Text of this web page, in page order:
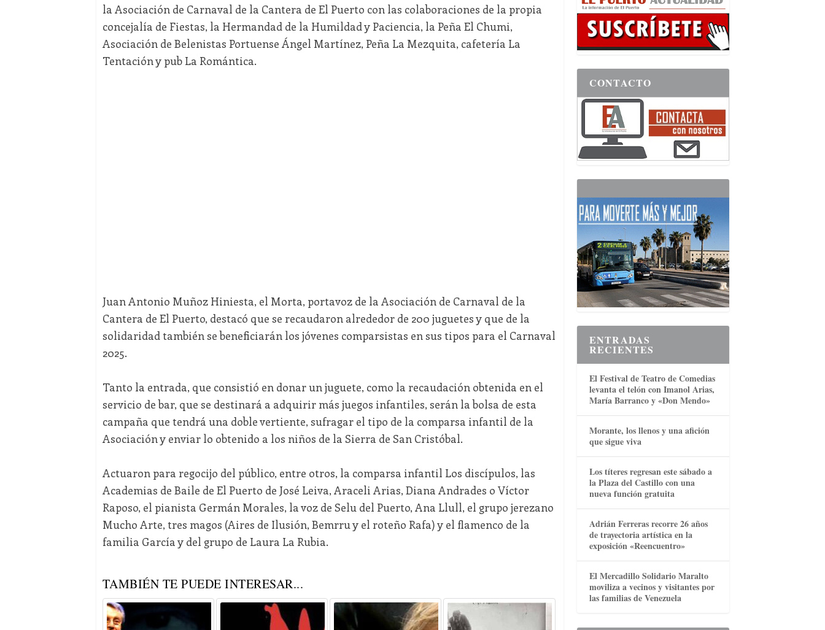
la Asociación de Carnaval de la Cantera de El Puerto con las colaboraciones de la propia
concejalía de Fiestas, la Hermandad de la Humildad y Paciencia, la Peña El Chumi,
Asociación de Belenistas Portuense Ángel Martínez, Peña La Mezquita, cafetería La
Tentación y pub La Romántica.
Juan Antonio Muñoz Hiniesta, el Morta, portavoz de la Asociación de Carnaval de la
Cantera de El Puerto, destacó que se recaudaron alrededor de 200 juguetes y que de la
solidaridad también se beneficiarán los jóvenes comparsistas en sus tipos para el Carnaval
2025.
Tanto la entrada, que consistió en donar un juguete, como la recaudación obtenida en el
servicio de bar, que se destinará a adquirir más juegos infantiles, serán la bolsa de esta
campaña que tendrá una doble vertiente, sufragar el tipo de la comparsa infantil de la
Asociación y enviar lo obtenido a los niños de la Sierra de San Cristóbal.
Actuaron para regocijo del público, entre otros, la comparsa infantil Los discípulos, las
Academias de Baile de El Puerto de José Leiva, Araceli Arias, Diana Andrades o Víctor
Raposo, el pianista Germán Morales, la voz de Selu del Puerto, Ana Llull, el grupo jerezano
Mucho Arte, tres magos (Aires de Ilusión, Bemrru y el roteño Rafa) y el flamenco de la
familia García y del grupo de Laura La Rubia.
TAMBIÉN TE PUEDE INTERESAR...
CONTACTO
ENTRADAS
RECIENTES
El Festival de Teatro de Comedias
levanta el telón con Imanol Arias,
María Barranco y «Don Mendo»
Morante, los llenos y una afición
que sigue viva
Los títeres regresan este sábado a
la Plaza del Castillo con una
nueva función gratuita
Adrián Ferreras recorre 26 años
de trayectoria artística en la
exposición «Reencuentro»
El Mercadillo Solidario Maralto
moviliza a vecinos y visitantes por
las familias de Venezuela